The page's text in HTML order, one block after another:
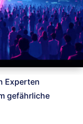
Experten
gefährliche